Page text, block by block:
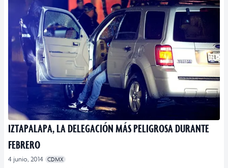
IZTAPALAPA, LA DELEGACIÓN MÁS PELIGROSA DURANTE
FEBRERO
4 junio, 2014
CDMX